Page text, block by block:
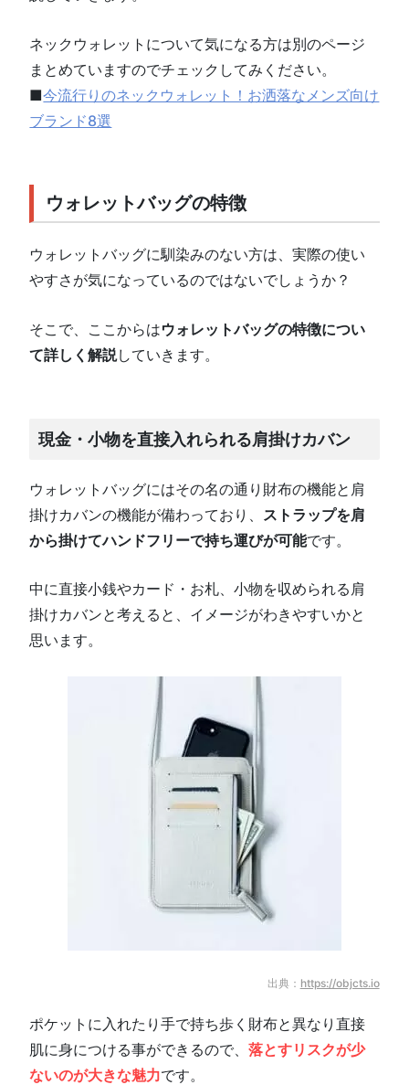
ネックウォレットについて気になる方は別のページ
まとめていますのでチェックしてみください。
■今流行りのネックウォレット！お洒落なメンズ向け
ブランド8選
ウォレットバッグの特徴
ウォレットバッグに馴染みのない方は、実際の使い
やすさが気になっているのではないでしょうか？
そこで、ここからはウォレットバッグの特徴につい
て詳しく解説していきます。
現金・小物を直接入れられる肩掛けカバン
ウォレットバッグにはその名の通り財布の機能と肩
掛けカバンの機能が備わっており、 ストラップを肩
から掛けてハンドフリーで持ち運びが可能です。
中に直接小銭やカード・お札、小物を収められる肩
掛けカバンと考えると、イメージがわきやすいかと
思います。
出典： https://objcts.io
ポケットに入れたり手で持ち歩く財布と異なり直接
肌に身につける事ができるので、落とすリスクが少
ないのが大きな魅力です。